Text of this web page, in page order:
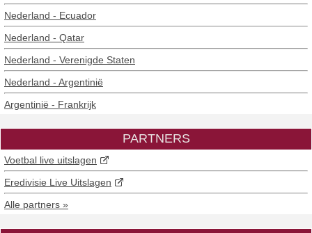
Nederland - Ecuador
Nederland - Qatar
Nederland - Verenigde Staten
Nederland - Argentinië
Argentinië - Frankrijk
PARTNERS
Voetbal live uitslagen
Eredivisie Live Uitslagen
Alle partners »